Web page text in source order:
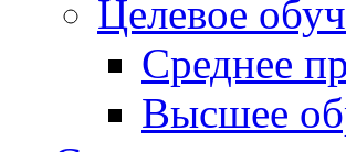
Целевое
Среднее
Высшее